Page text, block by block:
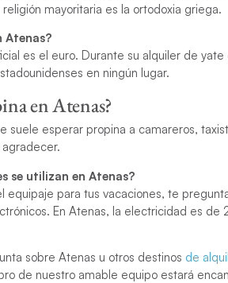
mayoritaria es la ortodoxia griega.
Atenas?
es el euro. Durante su alquiler de
en ningún lugar.
en Atenas?
suele esperar propina a camareros,
se utilizan en Atenas?
equipaje para tus vacaciones, te
En Atenas, la electricidad es
sobre Atenas u otros destinos de
de nuestro amable equipo estará